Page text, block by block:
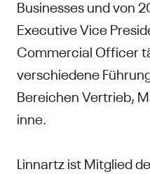
Businesses und von
Executive Vice
Commercial Officer
verschiedene
Bereichen Vertrieb,
inne.
Linnartz ist Mitglied